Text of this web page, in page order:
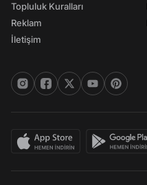
Topluluk Kuralları
Reklam
İletişim